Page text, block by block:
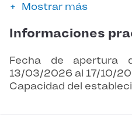
Mostrar más
Informaciones
Fecha de apertura
13/03/2026 al 17/10/
Capacidad del